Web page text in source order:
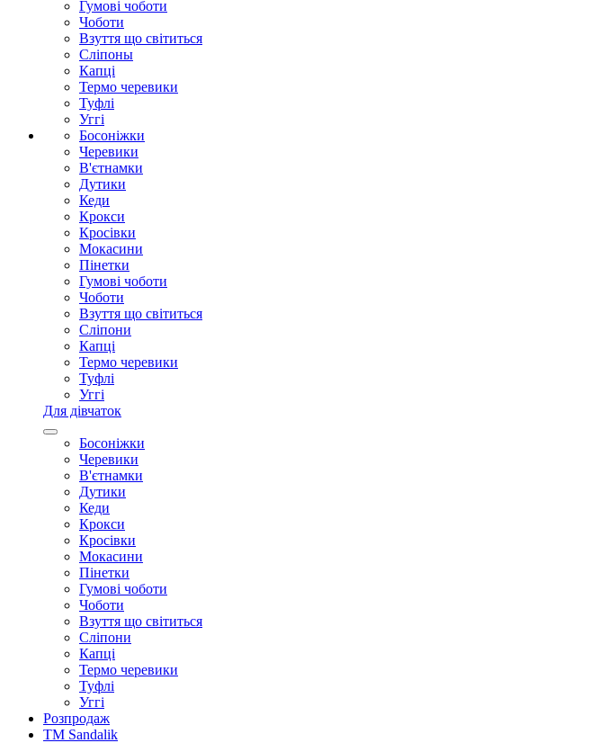
Гумові чоботи
Чоботи
Взуття що світиться
Сліпоны
Капці
Термо черевики
Туфлі
Уггі
Босоніжки
Черевики
В'єтнамки
Дутики
Кеди
Крокси
Кросівки
Мокасини
Пінетки
Гумові чоботи
Чоботи
Взуття що світиться
Сліпони
Капці
Термо черевики
Туфлі
Уггі
Для дівчаток
Босоніжки
Черевики
В'єтнамки
Дутики
Кеди
Крокси
Кросівки
Мокасини
Пінетки
Гумові чоботи
Чоботи
Взуття що світиться
Сліпони
Капці
Термо черевики
Туфлі
Уггі
Розпродаж
TM Sandalik